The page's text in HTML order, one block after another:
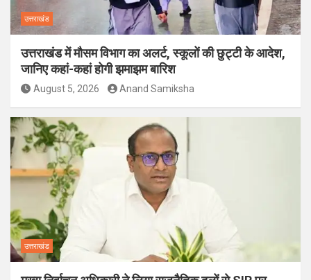
उत्तराखंड
उत्तराखंड में मौसम विभाग का अलर्ट, स्कूलों की छुट्टी के आदेश,
जानिए कहां-कहां होगी झमाझम बारिश
August 5, 2026 Anand Samiksha
उत्तराखंड